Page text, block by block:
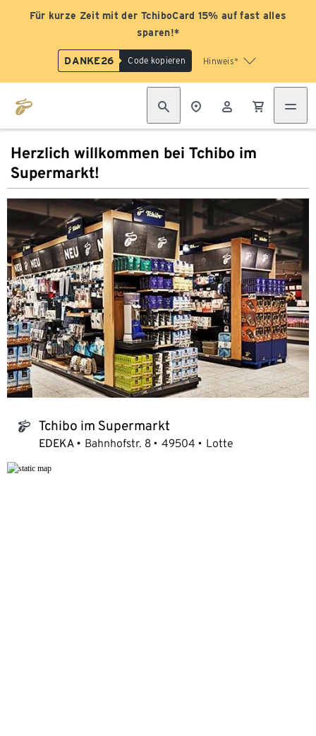
Für kurze Zeit mit der TchiboCard 15% auf fast alles
sparen!*
DANKE26 Code kopieren Hinweis*
Herzlich willkommen bei Tchibo im
Supermarkt!
tchibo_logo Tchibo im Supermarkt
EDEKA Bahnhofstr. 8 49504 Lotte